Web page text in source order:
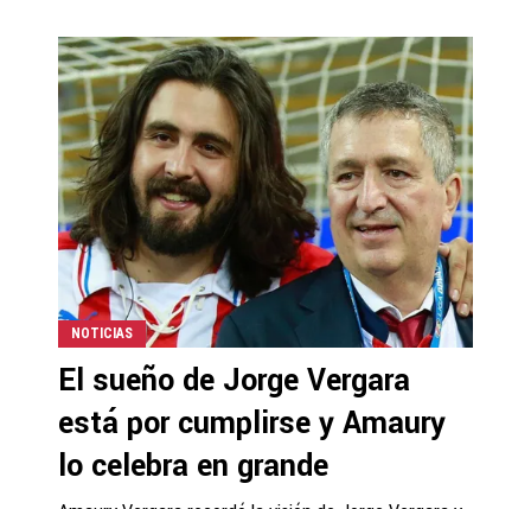
NOTICIAS
El sueño de Jorge Vergara
está por cumplirse y Amaury
lo celebra en grande